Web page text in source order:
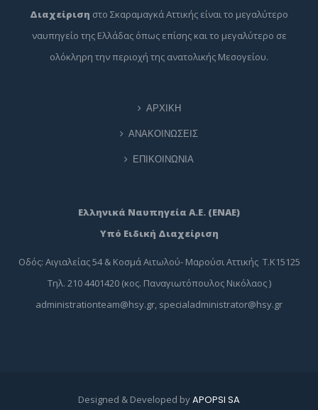
Διαχείριση στο Σκαραμαγκά Αττικής είναι το μεγαλύτερο
ναυπηγείο της Ελλάδας όπως επίσης και το μεγαλύτερο σε
ολόκληρη την περιοχή της ανατολικής Μεσογείου.
ΑΡΧΙΚΗ
ΑΝΑΚΟΙΝΩΣΕΙΣ
ΕΠΙΚΟΙΝΩΝΙΑ
Ελληνικά Ναυπηγεία Α.Ε. (ΕΝΑΕ)
Υπό Ειδική Διαχείριση
Οδός: Αιγιαλείας 54 & Κοσμά Αιτωλού- Μαρούσι Αττικής Τ.Κ15125
Τηλ. 210 4401420 (κος. Παναγιωτόπουλος Νικόλαος )
administrationteam@hsy.gr, specialadministrator@hsy.gr
Designed & Developed byAPOPSI SA